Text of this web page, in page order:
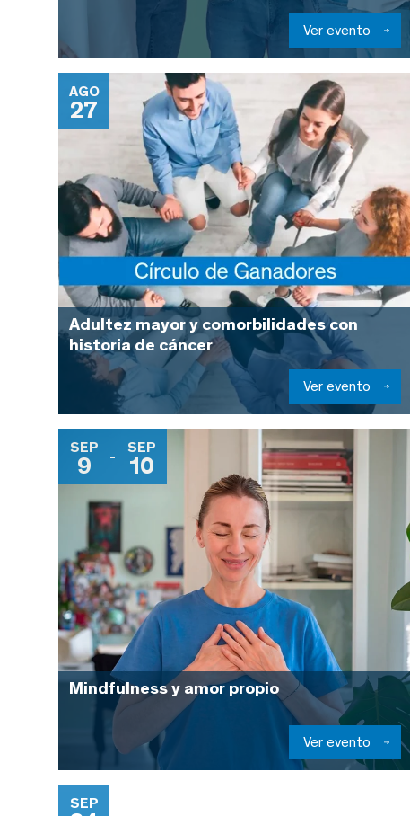
Ver evento
AGO
27
Adultez mayor y comorbilidades con
historia de cáncer
Ver evento
SEP
9 -
SEP
10
Mindfulness y amor propio
Ver evento
SEP